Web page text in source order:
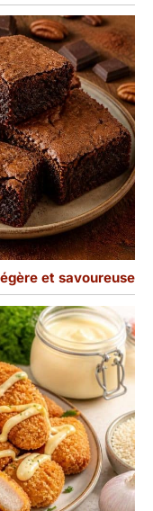
et savoureuse